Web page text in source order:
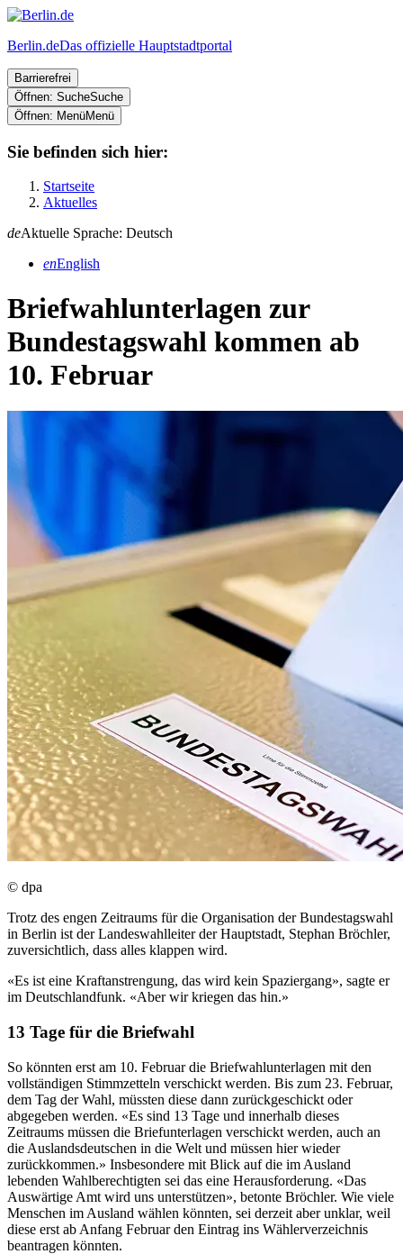
Berlin.deDas offizielle Hauptstadtportal
Barrierefrei
Öffnen: SucheSuche
Öffnen: MenüMenü
Sie befinden sich hier:
Startseite
Aktuelles
deAktuelle Sprache: Deutsch
enEnglish
Briefwahlunterlagen zur
Bundestagswahl kommen ab
10. Februar
© dpa
Trotz des engen Zeitraums für die Organisation der Bundestagswahl
in Berlin ist der Landeswahlleiter der Hauptstadt, Stephan Bröchler,
zuversichtlich, dass alles klappen wird.
«Es ist eine Kraftanstrengung, das wird kein Spaziergang», sagte er
im Deutschlandfunk. «Aber wir kriegen das hin.»
13 Tage für die Briefwahl
So könnten erst am 10. Februar die Briefwahlunterlagen mit den
vollständigen Stimmzetteln verschickt werden. Bis zum 23. Februar,
dem Tag der Wahl, müssten diese dann zurückgeschickt oder
abgegeben werden. «Es sind 13 Tage und innerhalb dieses
Zeitraums müssen die Briefunterlagen verschickt werden, auch an
die Auslandsdeutschen in die Welt und müssen hier wieder
zurückkommen.» Insbesondere mit Blick auf die im Ausland
lebenden Wahlberechtigten sei das eine Herausforderung. «Das
Auswärtige Amt wird uns unterstützen», betonte Bröchler. Wie viele
Menschen im Ausland wählen könnten, sei derzeit aber unklar, weil
diese erst ab Anfang Februar den Eintrag ins Wählerverzeichnis
beantragen könnten.